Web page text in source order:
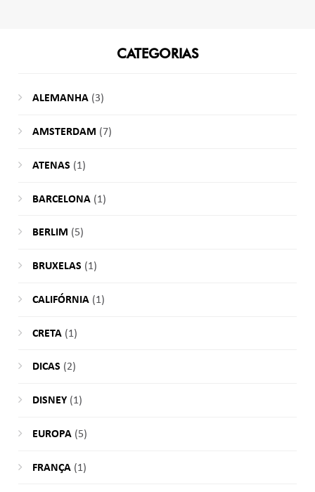
CATEGORIAS
ALEMANHA(3)
AMSTERDAM (7)
ATENAS (1)
BARCELONA(1)
BERLIM (5)
BRUXELAS (1)
CALIFÓRNIA(1)
CRETA(1)
DICAS (2)
DISNEY(1)
EUROPA(5)
FRANÇA(1)